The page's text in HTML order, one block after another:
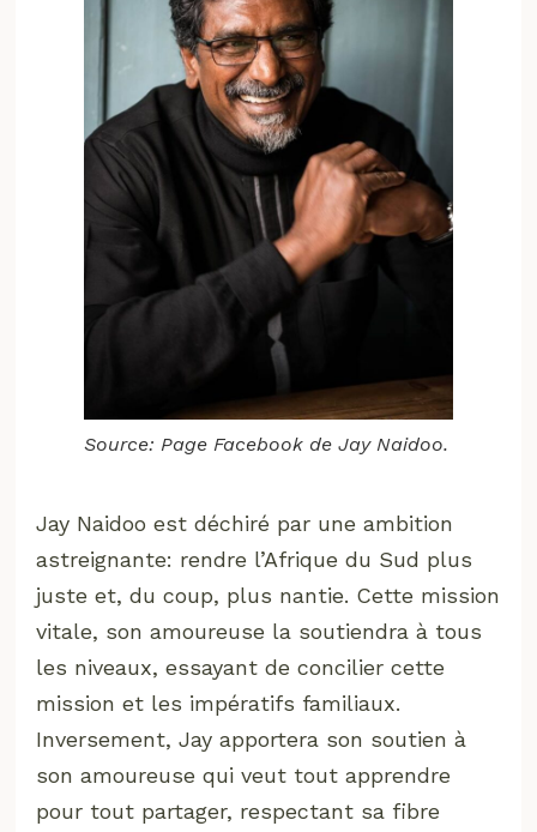
Source: Page Facebook de Jay Naidoo.
Jay Naidoo est déchiré par une ambition
astreignante: rendre l’Afrique du Sud plus
juste et, du coup, plus nantie. Cette mission
vitale, son amoureuse la soutiendra à tous
les niveaux, essayant de concilier cette
mission et les impératifs familiaux.
Inversement, Jay apportera son soutien à
son amoureuse qui veut tout apprendre
pour tout partager, respectant sa fibre